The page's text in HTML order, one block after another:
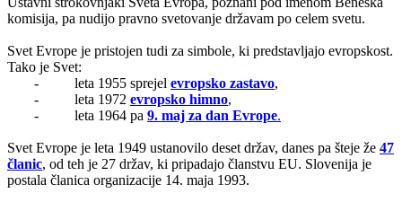
komisija, pa nudijo pravno svetovanje državam po celem svetu.
Svet Evrope je pristojen tudi za simbole, ki predstavljajo evropskost.
Tako je Svet:
- leta 1955 sprejel evropsko zastavo,
- leta 1972 evropsko himno,
- leta 1964 pa 9. maj za dan Evrope.
Svet Evrope je leta 1949 ustanovilo deset držav, danes pa šteje že 47
članic, od teh je 27 držav, ki pripadajo članstvu EU. Slovenija je
postala članica organizacije 14. maja 1993.